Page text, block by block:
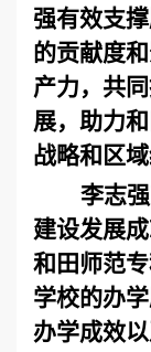
强有效支
的贡献度
产力，共
展，助力
战略和区
李志
建设发展
和田师范
学校的办
办学成效